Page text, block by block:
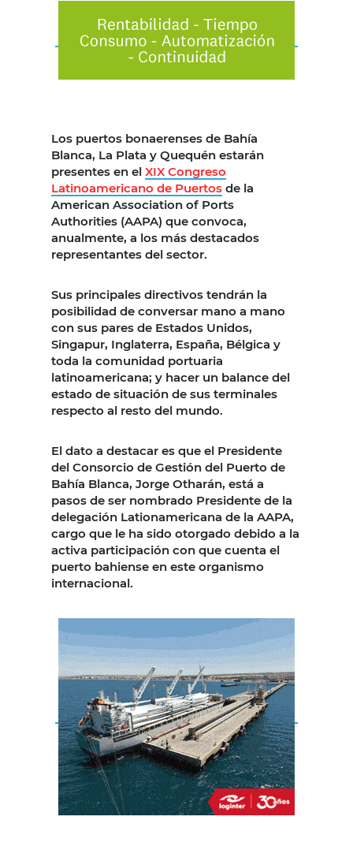
Los puertos bonaerenses de Bahía
Blanca, La Plata y Quequén estarán
presentes en el XIX Congreso
Latinoamericano de Puertos de la
American Association of Ports
Authorities (AAPA) que convoca,
anualmente, a los más destacados
representantes del sector.
Sus principales directivos tendrán la
posibilidad de conversar mano a mano
con sus pares de Estados Unidos,
Singapur, Inglaterra, España, Bélgica y
toda la comunidad portuaria
latinoamericana; y hacer un balance del
estado de situación de sus terminales
respecto al resto del mundo.
El dato a destacar es que el Presidente
del Consorcio de Gestión del Puerto de
Bahía Blanca, Jorge Otharán, está a
pasos de ser nombrado Presidente de la
delegación Lationamericana de la AAPA,
cargo que le ha sido otorgado debido a la
activa participación con que cuenta el
puerto bahiense en este organismo
internacional.